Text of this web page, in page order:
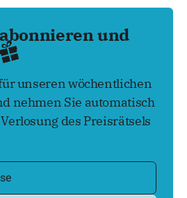
und
unseren wöchentlichen
nehmen Sie automatisch
des Preisrätsels